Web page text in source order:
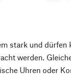
stark und dürfen
werden.
Uhren oder